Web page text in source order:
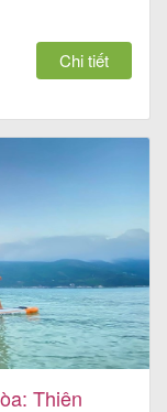
Chi tiết
Thiên